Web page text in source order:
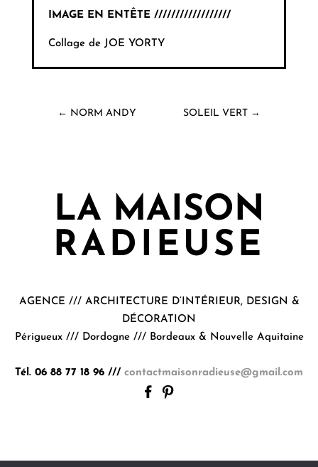
IMAGE EN ENTÊTE //////////////////
Collage de JOE YORTY
← NORM ANDY SOLEIL VERT →
LA MAISON
RADIEUSE
AGENCE /// ARCHITECTURE D’INTÉRIEUR, DESIGN &
DÉCORATION
Périgueux /// Dordogne /// Bordeaux & Nouvelle Aquitaine
Tél. 06 88 77 18 96 /// contactmaisonradieuse@gmail.com